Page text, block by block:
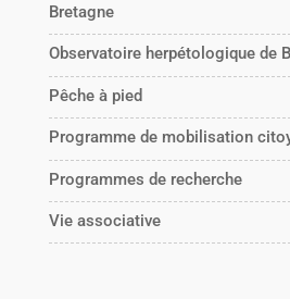
Bretagne
Observatoire herpétologique de
Pêche à pied
Programme de mobilisation
Programmes de recherche
Vie associative